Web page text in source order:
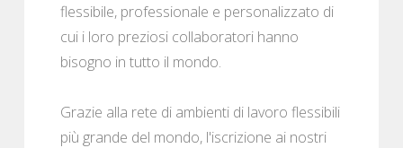
flessibile, professionale e personalizzato di
cui i loro preziosi collaboratori hanno
bisogno in tutto il mondo.
Grazie alla rete di ambienti di lavoro flessibili
più grande del mondo, l'iscrizione ai nostri